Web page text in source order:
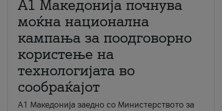
A1 Македонија почнува
моќна национална
кампања за поодговорно
користење на
технологијата во
сообраќајот
A1 Македонија заедно со Министерството за